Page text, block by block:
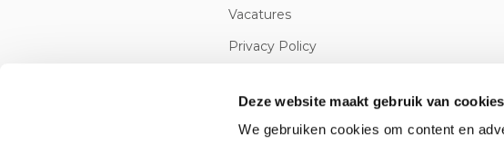
Deze website maakt gebruik van cookies
We gebruiken cookies om content en
Vacatures
Privacy Policy